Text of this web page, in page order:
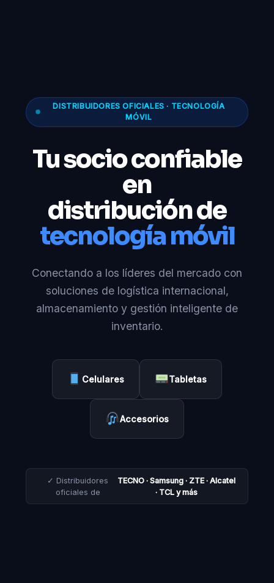
DISTRIBUIDORES OFICIALES · TECNOLOGÍA
MÓVIL
Tu socio confiable
en
distribución de
tecnología móvil
Conectando a los líderes del mercado con
soluciones de logística internacional,
almacenamiento y gestión inteligente de
inventario.
Celulares Tabletas
Accesorios
✓ Distribuidores
oficiales de
TECNO · Samsung · ZTE · Alcatel
· TCL y más